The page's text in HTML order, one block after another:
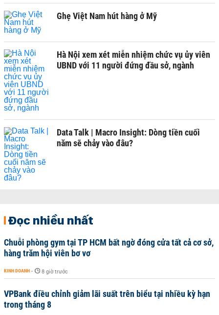
Ghẹ Việt Nam hút hàng ở Mỹ
Hà Nội xem xét miễn nhiệm chức vụ ủy viên
UBND với 11 người đứng đầu sở, ngành
Data Talk | Macro Insight: Dòng tiền cuối
năm sẽ chảy vào đâu?
Đọc nhiều nhất
Chuỗi phòng gym tại TP HCM bất ngờ đóng cửa tất cả cơ sở,
hàng trăm hội viên bơ vơ
KINH DOANH - 8 giờ trước
VPBank điều chỉnh giảm lãi suất trên biểu tại nhiều kỳ hạn
trong tháng 8